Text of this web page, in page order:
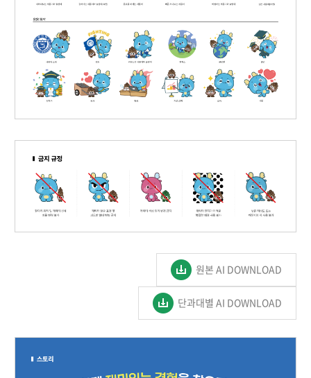
원본 AI DOWNLOAD
단과대별 AI DOWNLOAD